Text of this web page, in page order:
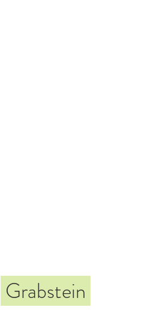
Grabstein